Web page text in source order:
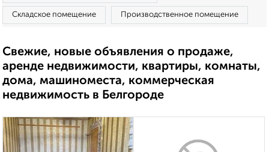
Складское помещение Производственное помещение
Свежие, новые объявления о продаже,
аренде недвижимости, квартиры, комнаты,
дома, машиноместа, коммерческая
недвижимость в Белгороде